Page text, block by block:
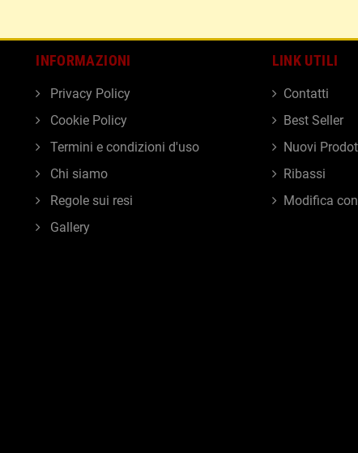
LINK UTILI
Contatti
Best Seller
Nuovi
Ribassi
Modifica
INFORMAZIONI
Privacy Policy
Cookie Policy
Termini e condizioni d'uso
Chi siamo
Regole sui resi
Gallery